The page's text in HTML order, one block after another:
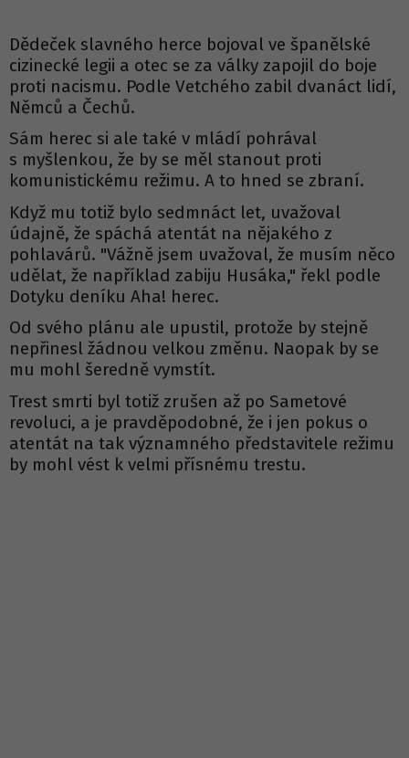
Dědeček slavného herce bojoval ve španělské
cizinecké legii a otec se za války zapojil do boje
proti nacismu. Podle Vetchého zabil dvanáct lidí,
Němců a Čechů.
Sám herec si ale také v mládí pohrával
s myšlenkou, že by se měl stanout proti
komunistickému režimu. A to hned se zbraní.
Když mu totiž bylo sedmnáct let, uvažoval
údajně, že spáchá atentát na nějakého z
pohlavárů. "Vážně jsem uvažoval, že musím něco
udělat, že například zabiju Husáka," řekl podle
Dotyku deníku Aha! herec.
Od svého plánu ale upustil, protože by stejně
nepřinesl žádnou velkou změnu. Naopak by se
mu mohl šeredně vymstít.
Trest smrti byl totiž zrušen až po Sametové
revoluci, a je pravděpodobné, že i jen pokus o
atentát na tak významného představitele režimu
by mohl vést k velmi přísnému trestu.